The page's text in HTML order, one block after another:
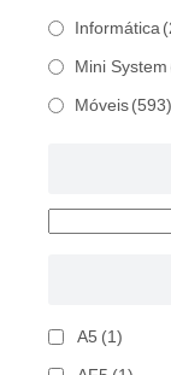
Informática
Mini System
Móveis (593)
A5 (1)